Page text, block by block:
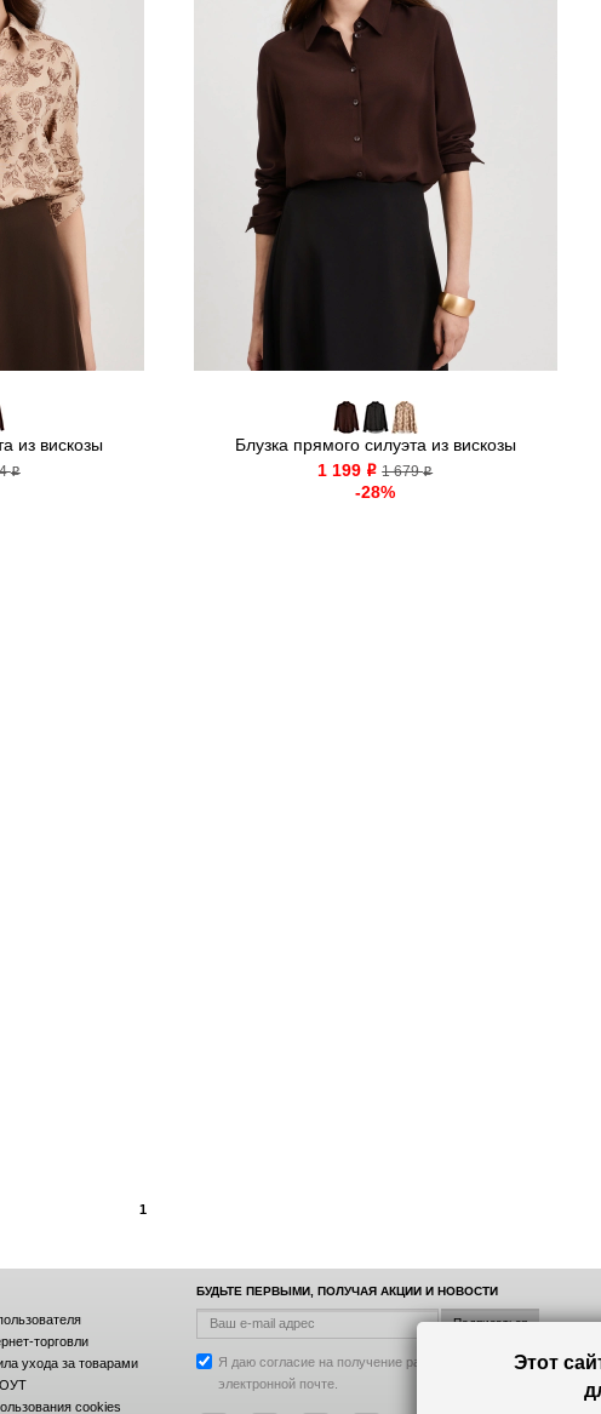
из вискозы
o
Блузка прямого силуэта из вискозы
1 199 o 1 679o
-28%
1
торговли
ухода за товарами
cookies
БУДЬТЕ ПЕРВЫМИ, ПОЛУЧАЯ АКЦИИ И НОВОСТИ
Я даю согласие на получение рассылок по
электронной почте.
Этот